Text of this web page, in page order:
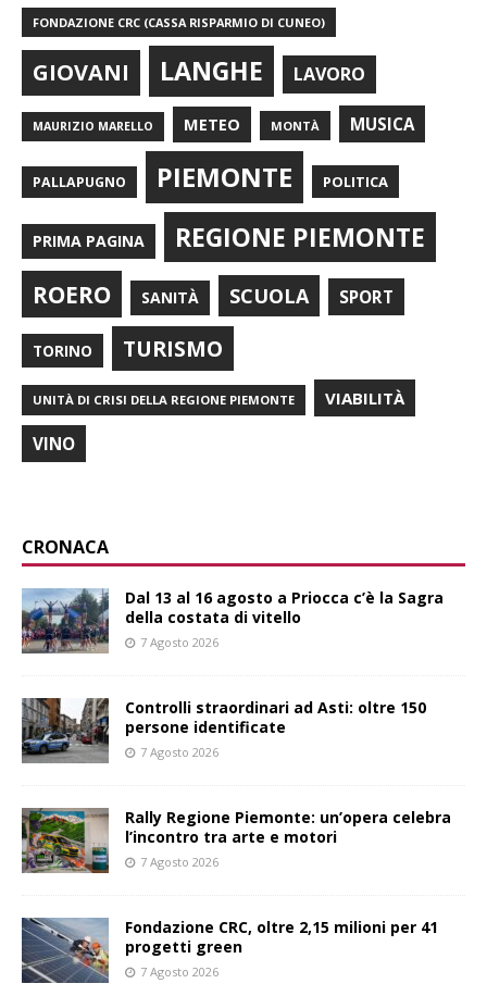
FONDAZIONE CRC (CASSA RISPARMIO DI CUNEO)
GIOVANI LANGHE LAVORO
MAURIZIO MARELLO METEO MONTÀ MUSICA
PALLAPUGNO PIEMONTE POLITICA
PRIMA PAGINA REGIONE PIEMONTE
ROERO SANITÀ SCUOLA SPORT
TORINO TURISMO
UNITÀ DI CRISI DELLA REGIONE PIEMONTE VIABILITÀ
VINO
CRONACA
Dal 13 al 16 agosto a Priocca c’è la Sagra
della costata di vitello
7 Agosto 2026
Controlli straordinari ad Asti: oltre 150
persone identificate
7 Agosto 2026
Rally Regione Piemonte: un’opera celebra
l’incontro tra arte e motori
7 Agosto 2026
Fondazione CRC, oltre 2,15 milioni per 41
progetti green
7 Agosto 2026